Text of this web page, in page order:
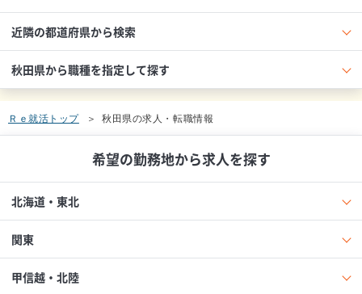
近隣の都道府県から検索
秋田県から職種を指定して探す
Ｒｅ就活トップ 秋田県の求人・転職情報
希望の勤務地から求人を探す
北海道・東北
関東
甲信越・北陸